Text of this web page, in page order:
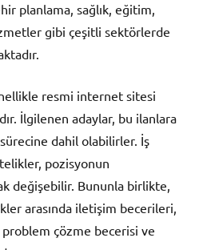
planlama, sağlık, eğitim,
gibi çeşitli sektörlerde
resmi internet sitesi
İlgilenen adaylar, bu ilanlara
dahil olabilirler. İş
pozisyonun
değişebilir. Bununla birlikte,
arasında iletişim becerileri,
problem çözme becerisi ve